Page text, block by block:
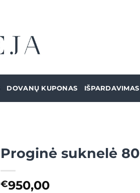
DOVANŲ KUPONAS IŠPARDAVIMAS
Proginė suknelė 80
€950,00